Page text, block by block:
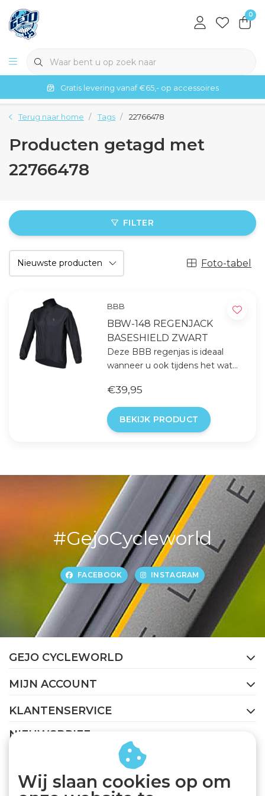
0
Gratis levering vanaf €65,- op accessoires
Terug naar home Tags 22766478
Producten getagd met
22766478
FILTER
Foto-tabel
BBB
BBW-148 REGENJACK
BASESHIELD ZWART
Deze BBB regenjas is ideaal
wanneer u ook tijdens het wat
de fiets op uit wil gaan. Dit
omdat de jas licht, wind en
waterdicht is door zijn polyester
materiaal.
€39,95
BEKIJK PRODUCT
#GejoCycleworld
FACEBOOK INSTAGRAM
GEJO CYCLEWORLD
MIJN ACCOUNT
KLANTENSERVICE
NIEUWSBRIEF
Abonneer je op onze nieuwsbrief om op de hoogte te
Wij slaan cookies op om